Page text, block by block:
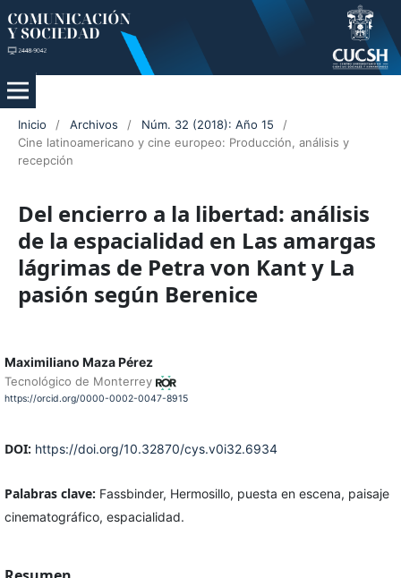
Inicio / Archivos / Núm. 32 (2018): Año 15
/
Cine latinoamericano y cine europeo: Producción, análisis y
recepción
Del encierro a la libertad: análisis
de la espacialidad en Las amargas
lágrimas de Petra von Kant y La
pasión según Berenice
Maximiliano Maza Pérez
Tecnológico de Monterrey
https://orcid.org/0000-0002-0047-8915
DOI: https://doi.org/10.32870/cys.v0i32.6934
Palabras clave: Fassbinder, Hermosillo, puesta en escena, paisaje
cinematográfico, espacialidad.